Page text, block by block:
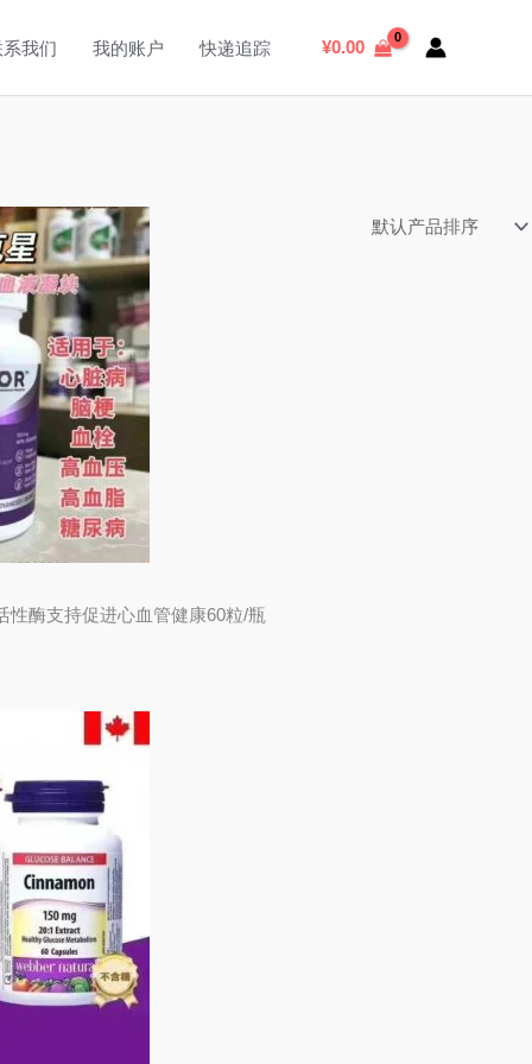
我们 我的账户 快递追踪 ¥0.00
性酶支持促进心血管健康60粒/瓶
索